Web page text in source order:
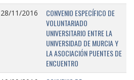
28/11/2016
CONVENIO ESPECÍFICO DE
VOLUNTARIADO
UNIVERSITARIO ENTRE LA
UNIVERSIDAD DE MURCIA Y
LA ASOCIACIÓN PUENTES DE
ENCUENTRO